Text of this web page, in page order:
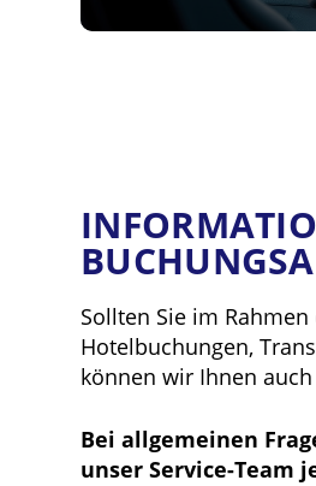
Sollten Sie im
Hotelbuchungen,
können wir Ihnen
Bei allgemeinen
unser Service-Team